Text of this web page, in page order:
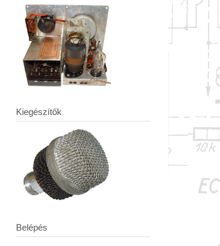
Kiegészítők
Belépés